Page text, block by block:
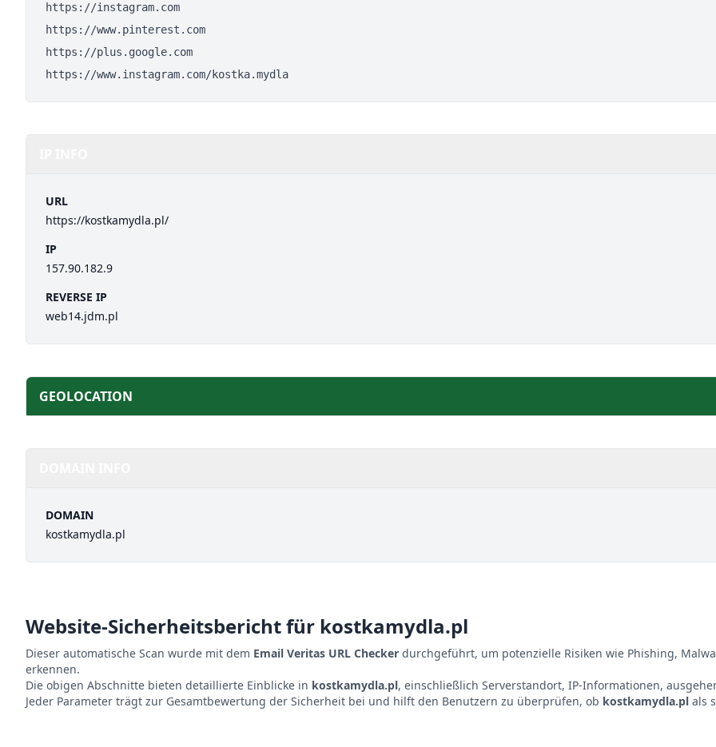
https://instagram.com
https://www.pinterest.com
https://plus.google.com
https://www.instagram.com/kostka.mydla
URL
https://kostkamydla.pl/
IP
157.90.182.9
REVERSE IP
web14.jdm.pl
GEOLOCATION
DOMAIN
kostkamydla.pl
Website-Sicherheitsbericht für kostkamydla.pl
Dieser automatische Scan wurde mit dem Email Veritas URL Checker durchgeführt, um potenzielle Risiken wie Phishing,
erkennen.
Die obigen Abschnitte bieten detaillierte Einblicke in kostkamydla.pl, einschließlich Serverstandort, IP-Informationen,
Jeder Parameter trägt zur Gesamtbewertung der Sicherheit bei und hilft den Benutzern zu überprüfen, ob kostkamydla.pl als